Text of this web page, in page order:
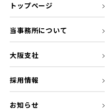
トップページ
当事務所について
大阪支社
採用情報
お知らせ